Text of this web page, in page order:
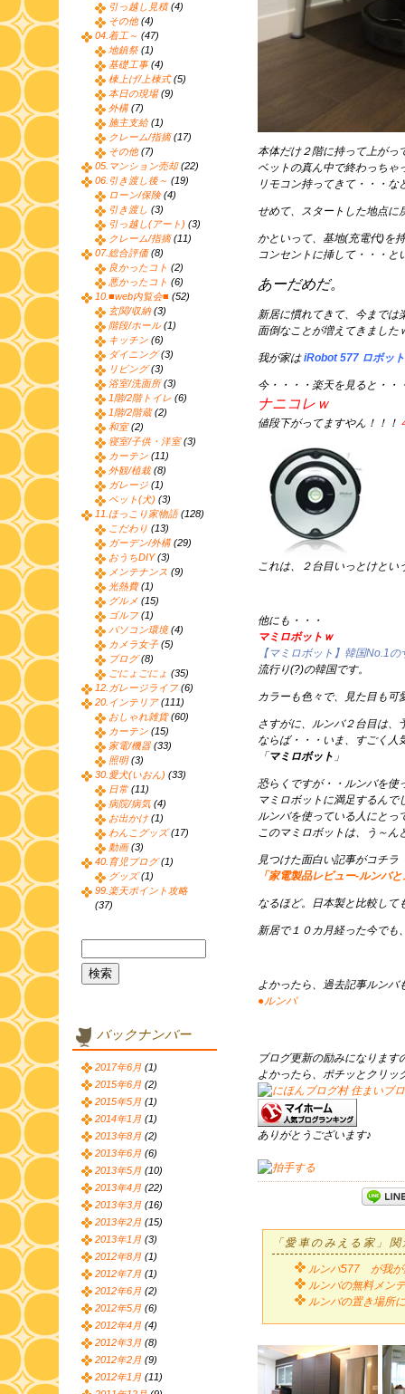
本体だけ２階に持って上がっ
ベットの真ん中で終わっちゃ
リモコン持ってきて・・・
せめて、スタートした地点に
かといって、基地(充電代)を
コンセントに挿して・・・と
あーだめだ。
新居に慣れてきて、今までは
面倒なことが増えてきました
我が家はiRobot 577 ロボッ
今・・・・楽天を見ると・・
ナニコレｗ
値段下がってますやん！！！
これは、２台目いっとけとい
他にも・・・
マミロボットｗ
【マミロボット】韓国No.1
流行り(?)の韓国です。
カラーも色々で、見た目も可
さすがに、ルンバ２台目は、
ならば・・・いま、すごく人
「 マミロボット 」
恐らくですが・・ルンバを使
マミロボットに満足するんで
ルンバを使っている人にとっ
このマミロボットは、う～ん
見つけた面白い記事がコチラ
「家電製品レビュー-ルンバ
なるほど。日本製と比較して
新居で１０カ月経った今でも
よかったら、過去記事ルンバ
●ルンバ
ブログ更新の励みになります
よかったら、ポチッとクリッ
ありがとうございます♪
「愛車のみえる家」
ルンバ577 が我が
ルンバの無料メン
ルンバの置き場所
引っ越し見積(4)
その他 (4)
04.着工～ (47)
地鎮祭 (1)
基礎工事(4)
棟上げ/上棟式(5)
本日の現場(9)
外構(7)
施主支給(1)
クレーム/指摘(17)
その他 (7)
05.マンション売却(22)
06.引き渡し後～ (19)
ローン/保険(4)
引き渡し (3)
引っ越し(アート) (3)
クレーム/指摘(11)
07.総合評価(8)
良かったコト (2)
悪かったコト (6)
10.■web内覧会■ (52)
玄関/収納(3)
階段/ホール(1)
キッチン (6)
ダイニング(3)
リビング(3)
浴室/洗面所(3)
1階/2階トイレ (6)
1階/2階蔵(2)
和室(2)
寝室/子供・洋室(3)
カーテン (11)
外観/植栽(8)
ガレージ (1)
ペット(犬) (3)
11.ほっこり家物語(128)
こだわり (13)
ガーデン/外構(29)
おうちDIY(3)
メンテナンス (9)
光熱費(1)
グルメ (15)
ゴルフ (1)
パソコン環境(4)
カメラ女子 (5)
ブログ(8)
ごにょごにょ (35)
12.ガレージライフ (6)
20.インテリア(111)
おしゃれ雑貨(60)
カーテン (15)
家電/機器 (33)
照明(3)
30.愛犬(いおん) (33)
日常 (11)
病院/病気 (4)
お出かけ (1)
わんこグッズ(17)
動画(3)
40.育児ブログ(1)
グッズ(1)
99.楽天ポイント攻略
(37)
バックナンバー
2017年6月 (1)
2015年6月 (2)
2015年5月 (1)
2014年1月 (1)
2013年8月 (2)
2013年6月 (6)
2013年5月 (10)
2013年4月 (22)
2013年3月 (16)
2013年2月 (15)
2013年1月 (3)
2012年8月 (1)
2012年7月 (1)
2012年6月 (2)
2012年5月 (6)
2012年4月 (4)
2012年3月 (8)
2012年2月 (9)
2012年1月 (11)